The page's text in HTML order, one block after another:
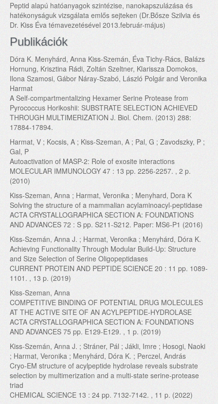
Peptid alapú hatóanyagok szintézise, nanokapszulázása és
hatékonyságuk vizsgálata emlős sejteken (Dr.Bősze Szilvia és
Dr. Kiss Éva témavezetésével 2013.február-május)
Publikációk
Dóra K. Menyhárd, Anna Kiss-Szemán, Éva Tichy-Rács, Balázs
Hornung, Krisztina Rádi, Zoltán Szeltner, Klarissza Domokos,
Ilona Szamosi, Gábor Náray-Szabó, László Polgár and Veronika
Harmat
A Self-compartmentalizing Hexamer Serine Protease from
Pyrococcus Horikoshii: SUBSTRATE SELECTION ACHIEVED
THROUGH MULTIMERIZATION J. Biol. Chem. (2013) 288:
17884-17894.
Harmat, V ; Kocsis, A ; Kiss-Szeman, A ; Pal, G ; Zavodszky, P ;
Gal, P
Autoactivation of MASP-2: Role of exosite interactions
MOLECULAR IMMUNOLOGY 47 : 13 pp. 2256-2257. , 2 p.
(2010)
Kiss-Szeman, Anna ; Harmat, Veronika ; Menyhard, Dora K
Solving the structure of a mammalian acylaminoacyl-peptidase
ACTA CRYSTALLOGRAPHICA SECTION A: FOUNDATIONS
AND ADVANCES 72 : S pp. S211-S212. Paper: MS6-P1 (2016)
Kiss-Szemán, Anna J. ; Harmat, Veronika ; Menyhárd, Dóra K.
Achieving Functionality Through Modular Build-Up: Structure
and Size Selection of Serine Oligopeptidases
CURRENT PROTEIN AND PEPTIDE SCIENCE 20 : 11 pp. 1089-
1101. , 13 p. (2019)
Kiss-Szeman, Anna
COMPETITIVE BINDING OF POTENTIAL DRUG MOLECULES
AT THE ACTIVE SITE OF AN ACYLPEPTIDE-HYDROLASE
ACTA CRYSTALLOGRAPHICA SECTION A: FOUNDATIONS
AND ADVANCES 75 pp. E129-E129. , 1 p. (2019)
Kiss-Szemán, Anna J. ; Stráner, Pál ; Jákli, Imre ; Hosogi, Naoki
; Harmat, Veronika ; Menyhárd, Dóra K. ; Perczel, András
Cryo-EM structure of acylpeptide hydrolase reveals substrate
selection by multimerization and a multi-state serine-protease
triad
CHEMICAL SCIENCE 13 : 24 pp. 7132-7142. , 11 p. (2022)